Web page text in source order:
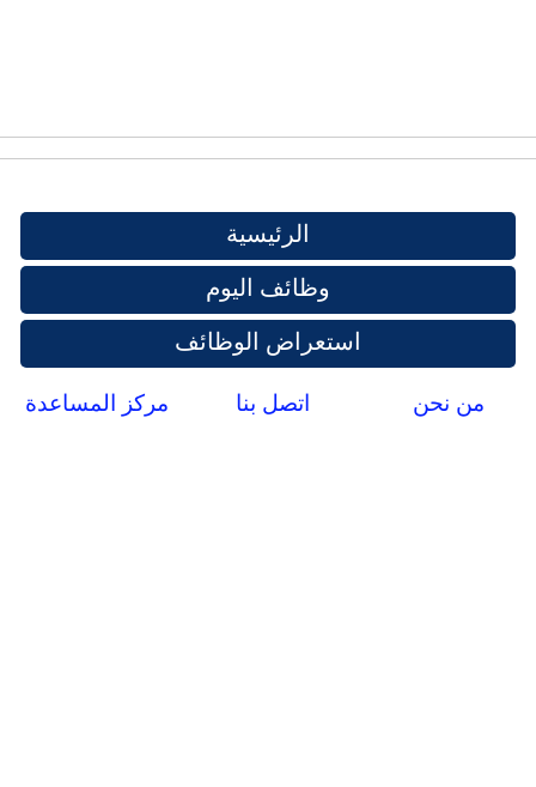
الرئيسية
وظائف اليوم
استعراض الوظائف
من نحن اتصل بنا مركز المساعدة